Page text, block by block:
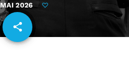
2026
share
email